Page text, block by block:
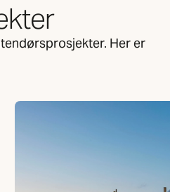
Her er